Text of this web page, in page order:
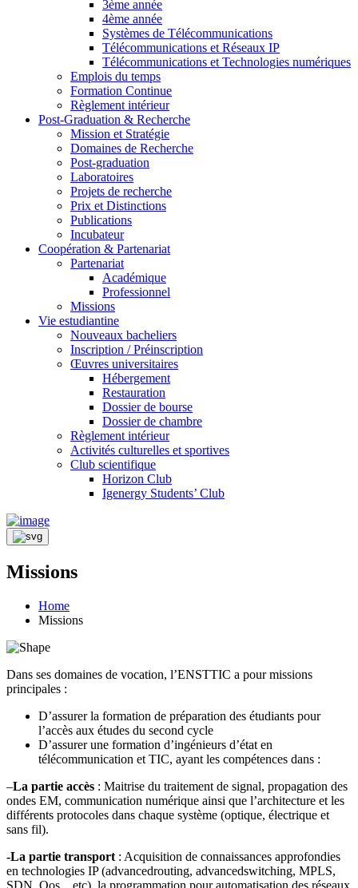
3ème année
4ème année
Systèmes de Télécommunications
Télécommunications et Réseaux IP
Télécommunications et Technologies numériques
Emplois du temps
Formation Continue
Règlement intérieur
Post-Graduation & Recherche
Mission et Stratégie
Domaines de Recherche
Post-graduation
Laboratoires
Projets de recherche
Prix et Distinctions
Publications
Incubateur
Coopération & Partenariat
Partenariat
Académique
Professionnel
Missions
Vie estudiantine
Nouveaux bacheliers
Inscription / Préinscription
Œuvres universitaires
Hébergement
Restauration
Dossier de bourse
Dossier de chambre
Règlement intérieur
Activités culturelles et sportives
Club scientifique
Horizon Club
Igenergy Students’ Club
Missions
Home
Missions
Dans ses domaines de vocation, l’ENSTTIC a pour missions
principales :
D’assurer la formation de préparation des étudiants pour
l’accès aux études du second cycle
D’assurer une formation d’ingénieurs d’état en
télécommunication et TIC, ayant les compétences dans :
–La partie accès : Maitrise du traitement de signal, propagation des
ondes EM, communication numérique ainsi que l’architecture et les
différents protocoles dans chaque système (optique, électrique et
sans fil).
-La partie transport : Acquisition de connaissances approfondies
en technologies IP (advancedrouting, advancedswitching, MPLS,
SDN, Qos…etc), la programmation pour automatisation des réseaux